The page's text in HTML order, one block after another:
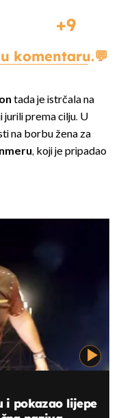
9
komentaru.
tada je istrčala na
jurili prema cilju. U
na borbu žena za
, koji je pripadao
i pokazao lijepe